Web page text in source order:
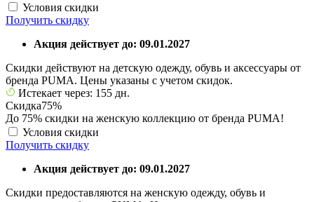
Условия скидки
Получить скидку
Акция действует до: 09.01.2027
Скидки действуют на детскую одежду, обувь и аксессуары от
бренда PUMA. Цены указаны с учетом скидок.
Истекает через: 155 дн.
Скидка75%
До 75% скидки на женскую коллекцию от бренда PUMA!
Условия скидки
Получить скидку
Акция действует до: 09.01.2027
Скидки предоставляются на женскую одежду, обувь и